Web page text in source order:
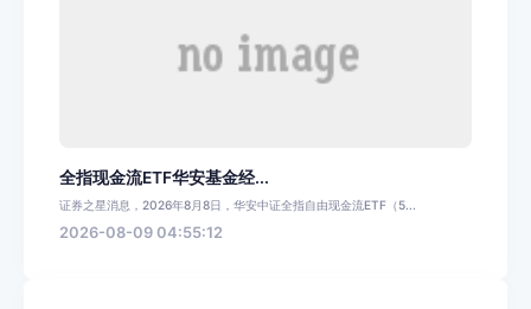
全指现金流ETF华安基金经...
证券之星消息，2026年8月8日，华安中证全指自由现金流ETF（5...
2026-08-09 04:55:12